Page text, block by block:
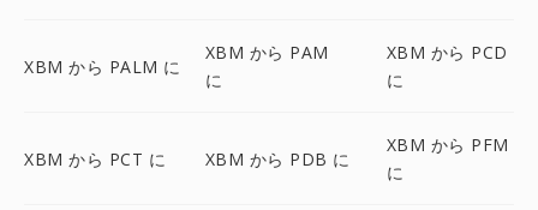
XBM から PALM に
XBM から PAM
に
XBM から PCD
に
XBM から PCT に XBM から PDB に
XBM から PFM
に